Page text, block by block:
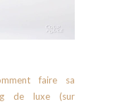
faire sa
de luxe (sur